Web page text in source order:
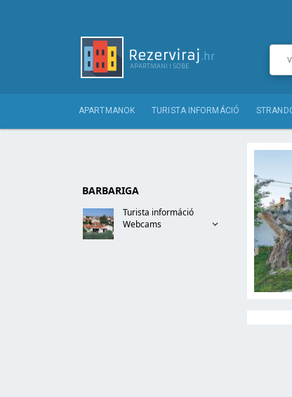
APARTMANOK TURISTA INFORMÁCIÓ
BARBARIGA
Turista információ
Webcams